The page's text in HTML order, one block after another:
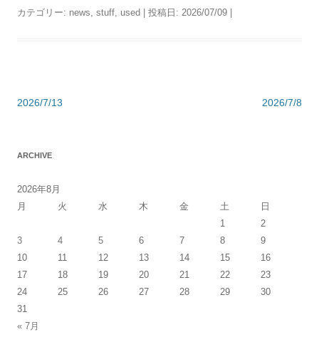
カテゴリー: news, stuff, used | 投稿日: 2026/07/09
投
ー
ョ
ン
2026/7/8
2026/7/13
ARCHIVE
2026年8月
月
火 水 木 金 土
日
1
2
3
4 5 6 7 8
9
10
11 12 13 14 15
16
17
18 19 20 21 22
23
24
25 26 27 28 29
30
31
« 7月